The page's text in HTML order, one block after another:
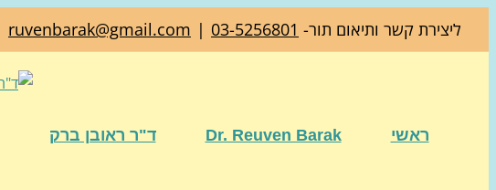
ליצירת קשר ותיאום תור- 03-5256801
|
ruvenbarak@gmail.com
ראשי Dr. Reuven Barak ד"ר ראובן ברק